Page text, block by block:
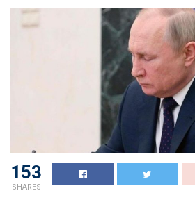
153
SHARES